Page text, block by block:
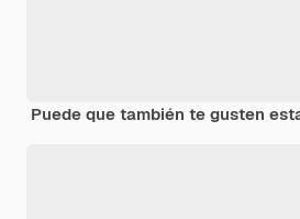
Puede que también te gusten